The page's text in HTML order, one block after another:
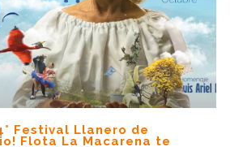
Festival Llanero de
Flota La Macarena te